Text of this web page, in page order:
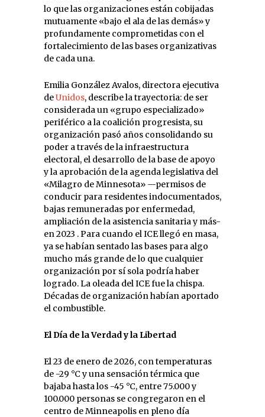
lo que las organizaciones están cobijadas
mutuamente «bajo el ala de las demás» y
profundamente comprometidas con el
fortalecimiento de las bases organizativas
de cada una.
Emilia González Avalos, directora ejecutiva
deUnidos, describe la trayectoria: de ser
considerada un «grupo especializado»
periférico a la coalición progresista, su
organización pasó años consolidando su
poder a través de la infraestructura
electoral, el desarrollo de la base de apoyo
y la aprobación de la agenda legislativa del
«Milagro de Minnesota» —permisos de
conducir para residentes indocumentados,
bajas remuneradas por enfermedad,
ampliación de la asistencia sanitaria y más-
en 2023 . Para cuando el ICE llegó en masa,
ya se habían sentado las bases para algo
mucho más grande de lo que cualquier
organización por sí sola podría haber
logrado. La oleada del ICE fue la chispa.
Décadas de organización habían aportado
el combustible.
El Día de la Verdad y la Libertad
El 23 de enero de 2026, con temperaturas
de -29 °C y una sensación térmica que
bajaba hasta los -45 °C, entre 75.000 y
100.000 personas se congregaron en el
centro de Minneapolis en pleno día